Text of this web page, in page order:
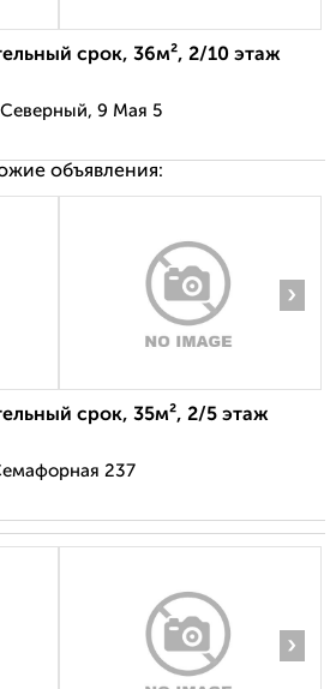
срок, 36м², 2/10 этаж
9 Мая 5
объявления:
›
срок, 35м², 2/5 этаж
237
›